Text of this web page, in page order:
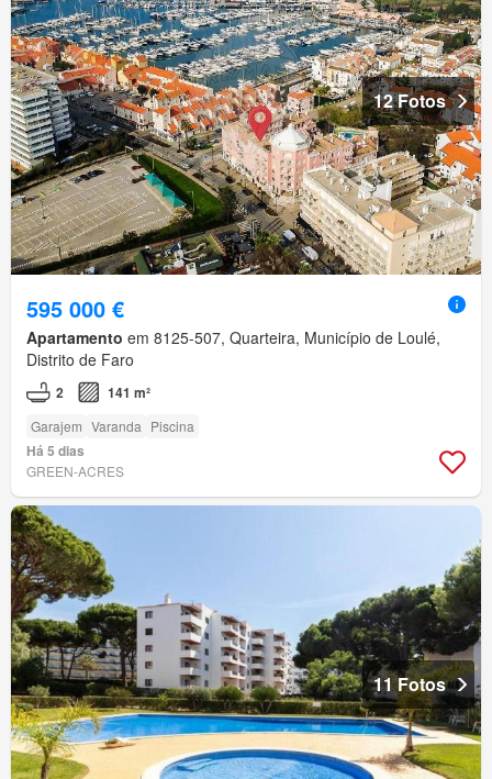
12 Fotos
595 000 €
Apartamento em 8125-507, Quarteira, Município de Loulé,
Distrito de Faro
2 141 m²
Garajem Varanda Piscina
Há 5 dias
GREEN-ACRES
11 Fotos